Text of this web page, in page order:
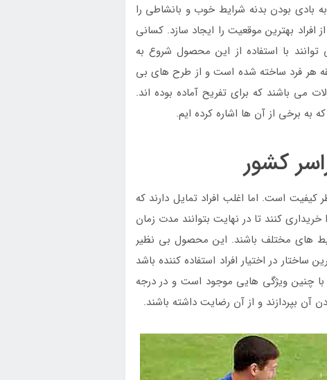
بودن بدنه شرایط خوب و بانشاطی را
افراد بهترین موقعیت را ایجاد سازد. کسانی
با استفاده از این محصول شروع به
هر فرد ساخته شده است و از طرح های بی
باشند که برای تفریح آماده بوده اند.
به برخی از آن ها اشاره کرده ایم.
کشور
است. اما اغلب افراد تمایل دارند که
کنند تا در نهایت بتوانند مدت زمان
های مختلف باشند. این محصول بی نظیر
ساختار در اختیار افراد استفاده کننده باشد
چنین ویژگی هایی موجود است و در درجه
آن بپردازند و از آن رضایت داشته باشند.